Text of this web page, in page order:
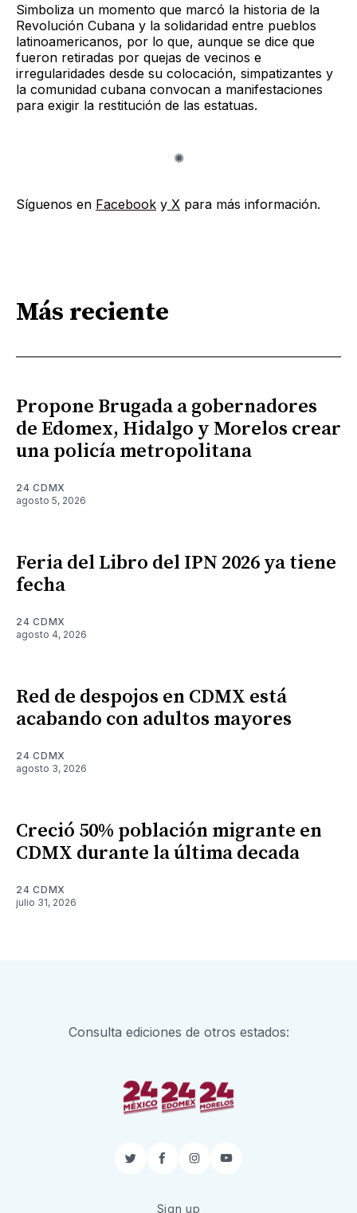
Simboliza un momento que marcó la historia de la
Revolución Cubana y la solidaridad entre pueblos
latinoamericanos, por lo que, aunque se dice que
fueron retiradas por quejas de vecinos e
irregularidades desde su colocación, simpatizantes y
la comunidad cubana convocan a manifestaciones
para exigir la restitución de las estatuas.
Síguenos en Facebook y X para más información.
Más reciente
Propone Brugada a gobernadores
de Edomex, Hidalgo y Morelos crear
una policía metropolitana
24 CDMX
agosto 5, 2026
Feria del Libro del IPN 2026 ya tiene
fecha
24 CDMX
agosto 4, 2026
Red de despojos en CDMX está
acabando con adultos mayores
24 CDMX
agosto 3, 2026
Creció 50% población migrante en
CDMX durante la última decada
24 CDMX
julio 31, 2026
Consulta ediciones de otros estados:
TwitterFacebook
InstagramYouTube
Sign up